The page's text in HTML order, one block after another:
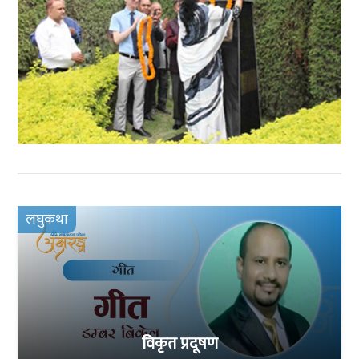
लघुकथा
विकृत प्रदूषण